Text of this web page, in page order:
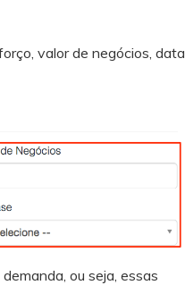
valor de negócios, data
ou seja, essas